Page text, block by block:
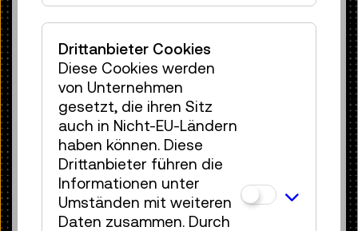
Drittanbieter Cookies
Diese Cookies werden
von Unternehmen
gesetzt, die ihren Sitz
auch in Nicht-EU-Ländern
haben können. Diese
Drittanbieter führen die
Informationen unter
Umständen mit weiteren
Daten zusammen. Durch